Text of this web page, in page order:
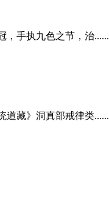
，手执九色之节，治......
道藏》洞真部戒律类......